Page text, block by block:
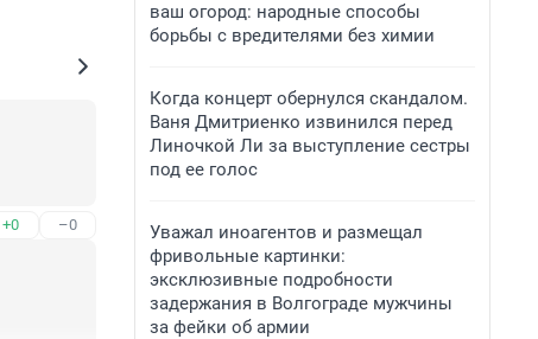
+0 –0
ваш огород: народные способы
борьбы с вредителями без химии
Когда концерт обернулся скандалом.
Ваня Дмитриенко извинился перед
Линочкой Ли за выступление сестры
под ее голос
Уважал иноагентов и размещал
фривольные картинки:
эксклюзивные подробности
задержания в Волгограде мужчины
за фейки об армии